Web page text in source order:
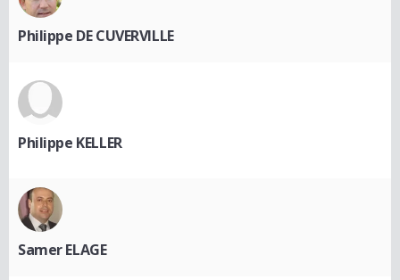
Philippe DE CUVERVILLE
Philippe KELLER
Samer ELAGE